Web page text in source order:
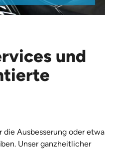
und
Ausbesserung oder etwa
Unser ganzheitlicher